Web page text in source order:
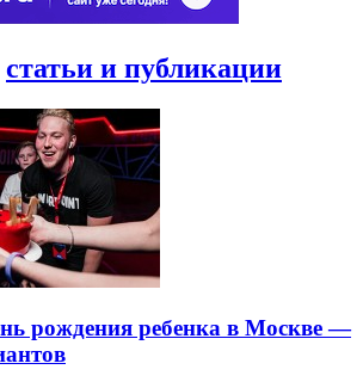
статьи и публикации
рождения ребенка в Москве —